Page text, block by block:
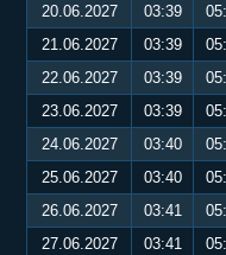
20.06.2027
03:39
21.06.2027
03:39
22.06.2027
03:39
23.06.2027
03:39
24.06.2027
03:40
25.06.2027
03:40
26.06.2027
03:41
27.06.2027
03:41